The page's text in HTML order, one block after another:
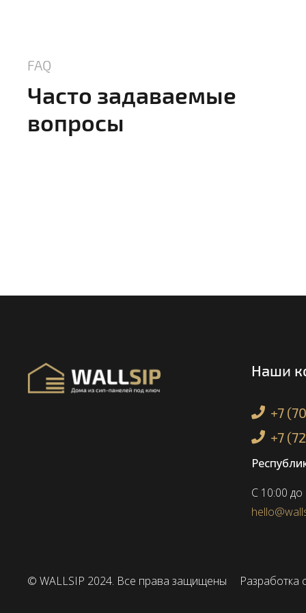
FAQ
Часто задаваемые
вопросы
Наши
+7
+7
С 10:00
© WALLSIP 2024. Все права защищены Разработка